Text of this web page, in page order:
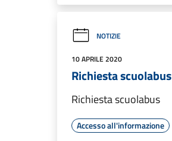
NOTIZIE
10 APRILE 2020
Richiesta scuolabus
Richiesta scuolabus
Accesso all'informazione